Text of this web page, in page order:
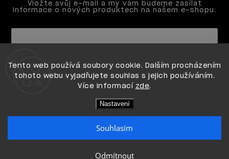
Tento web používá soubory cookie. Dalším procházením
tohoto webu vyjadřujete souhlas s jejich používáním.
Více informací zde.
Nastavení
Odmítnout
Souhlasím
Vložte svůj e-mail a my vám budeme zasílat
informace o nových produktech na našem e-shopu.
podmínkami ochrany osobních údajů
Vytvořil Shoptet
Copyright 2026OPI shop. Všechna práva vyhrazena.